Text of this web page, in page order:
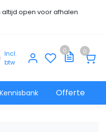
altijd open voor afhalen
Incl.
btw
0 0
Kennisbank Offerte